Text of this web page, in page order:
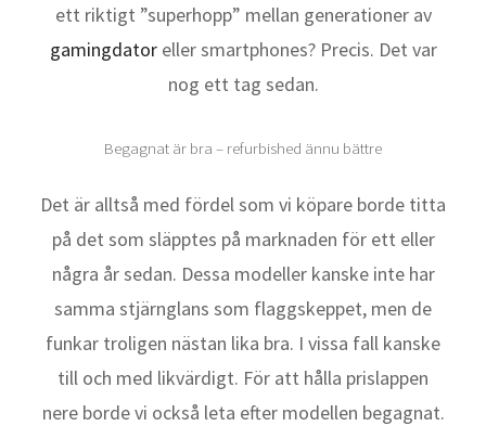
ett riktigt ”superhopp” mellan generationer av
gamingdatoreller smartphones? Precis. Det var
nog ett tag sedan.
Begagnat är bra – refurbished ännu bättre
Det är alltså med fördel som vi köpare borde titta
på det som släpptes på marknaden för ett eller
några år sedan. Dessa modeller kanske inte har
samma stjärnglans som flaggskeppet, men de
funkar troligen nästan lika bra. I vissa fall kanske
till och med likvärdigt. För att hålla prislappen
nere borde vi också leta efter modellen begagnat.